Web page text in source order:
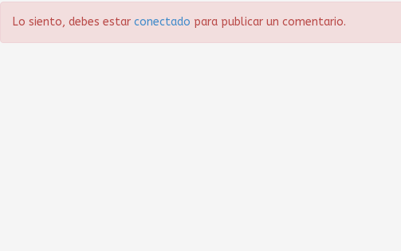
Lo siento, debes estar conectado para publicar un comentario.